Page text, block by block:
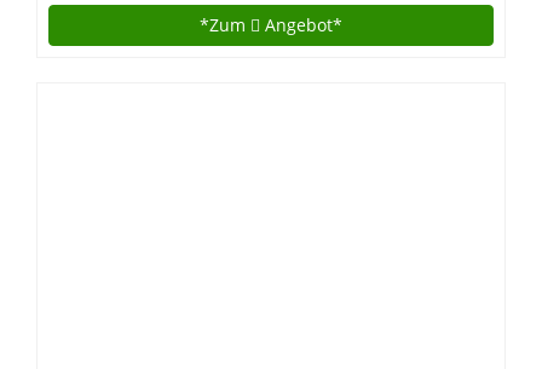
*Zum Angebot*